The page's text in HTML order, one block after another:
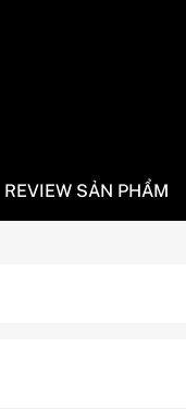
REVIEW SẢN PHẨM